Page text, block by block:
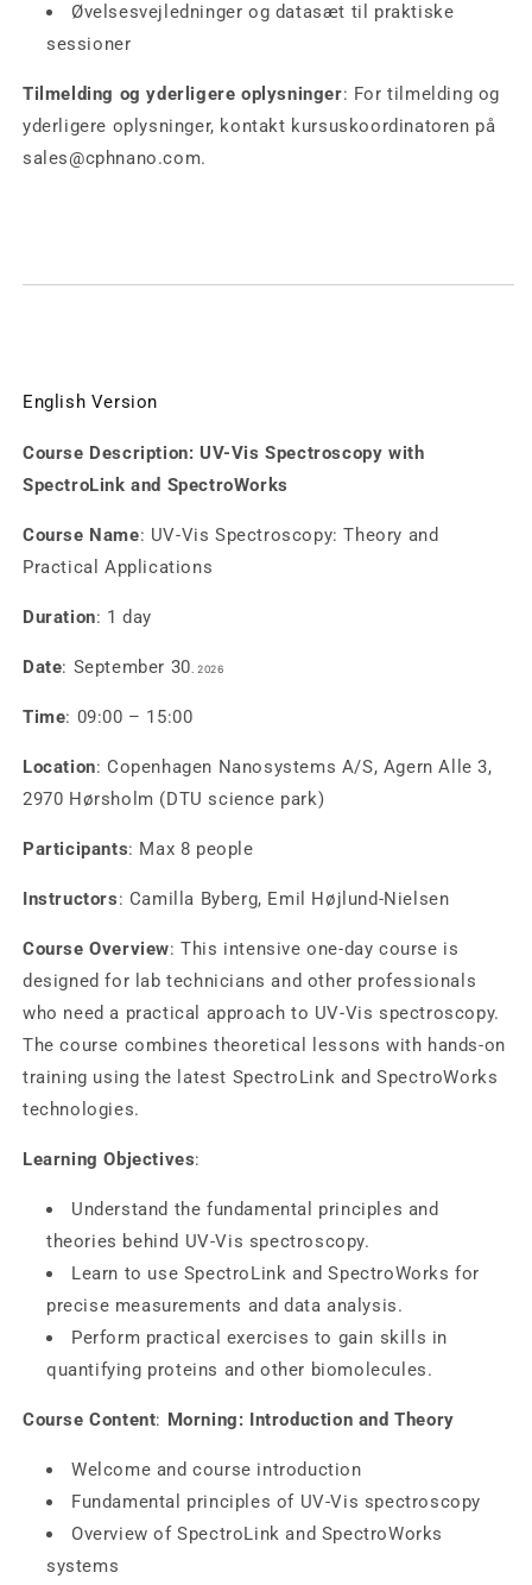
Øvelsesvejledninger og datasæt til praktiske
sessioner
Tilmelding og yderligere oplysninger: For tilmelding og
yderligere oplysninger, kontakt kursuskoordinatoren på
sales@cphnano.com.
English Version
Course Description: UV-Vis Spectroscopy with
SpectroLink and SpectroWorks
Course Name: UV-Vis Spectroscopy: Theory and
Practical Applications
Duration: 1 day
Date: September 30 . 2026
Time: 09:00 – 15:00
Location: Copenhagen Nanosystems A/S, Agern Alle 3,
2970 Hørsholm (DTU science park)
Participants: Max 8 people
Instructors: Camilla Byberg, Emil Højlund-Nielsen
Course Overview: This intensive one-day course is
designed for lab technicians and other professionals
who need a practical approach to UV-Vis spectroscopy.
The course combines theoretical lessons with hands-on
training using the latest SpectroLink and SpectroWorks
technologies.
Learning Objectives:
Understand the fundamental principles and
theories behind UV-Vis spectroscopy.
Learn to use SpectroLink and SpectroWorks for
precise measurements and data analysis.
Perform practical exercises to gain skills in
quantifying proteins and other biomolecules.
Course Content: Morning: Introduction and Theory
Welcome and course introduction
Fundamental principles of UV-Vis spectroscopy
Overview of SpectroLink and SpectroWorks
systems